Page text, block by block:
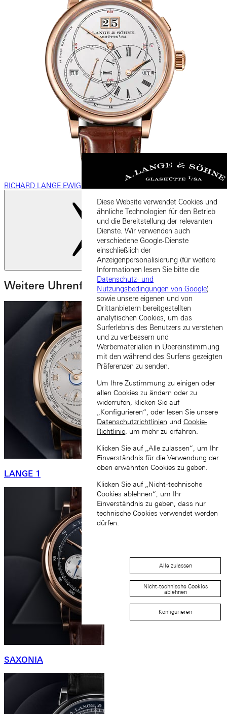
RICHARD LANGE EWIGER KALENDER „Terraluna“
Nächste Folie
Weitere Uhrenfamilien
LANGE 1
SAXONIA
Diese Website verwendet Cookies und
ähnliche Technologien für den Betrieb
und die Bereitstellung der relevanten
Dienste. Wir verwenden auch
verschiedene Google-Dienste
einschließlich der
Anzeigenpersonalisierung (für weitere
Informationen lesen Sie bitte die
Datenschutz- und
Nutzungsbedingungen von Google)
sowie unsere eigenen und von
Drittanbietern bereitgestellten
analytischen Cookies, um das
Surferlebnis des Benutzers zu verstehen
und zu verbessern und
Werbematerialien in Übereinstimmung
mit den während des Surfens gezeigten
Präferenzen zu senden.
Um Ihre Zustimmung zu einigen oder
allen Cookies zu ändern oder zu
widerrufen, klicken Sie auf
„Konfigurieren“, oder lesen Sie unsere
Datenschutzrichtlinien und Cookie-
Richtlinie , um mehr zu erfahren.
Klicken Sie auf „Alle zulassen“, um Ihr
Einverständnis für die Verwendung der
oben erwähnten Cookies zu geben.
Klicken Sie auf „Nicht-technische
Cookies ablehnen“, um Ihr
Einverständnis zu geben, dass nur
technische Cookies verwendet werden
dürfen.
Alle zulassen
Nicht-technische Cookies
ablehnen
Konfigurieren